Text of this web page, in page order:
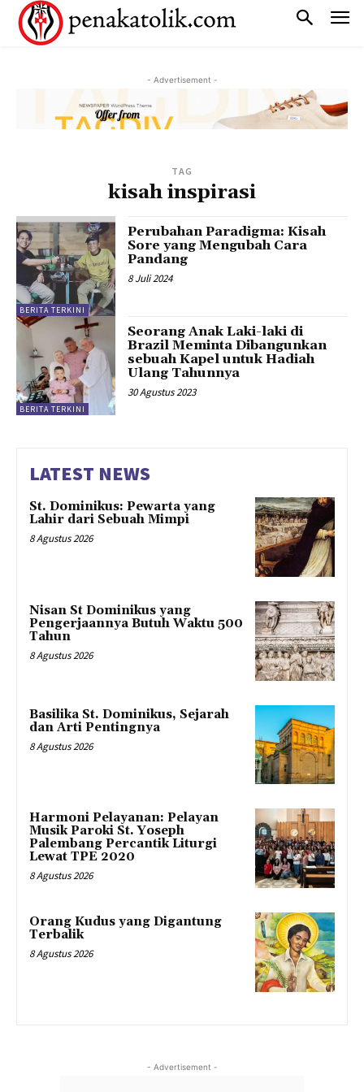
- Advertisement -
TAG
kisah inspirasi
BERITA TERKINI
Perubahan Paradigma: Kisah
Sore yang Mengubah Cara
Pandang
8 Juli 2024
BERITA TERKINI
Seorang Anak Laki-laki di
Brazil Meminta Dibangunkan
sebuah Kapel untuk Hadiah
Ulang Tahunnya
30 Agustus 2023
LATEST NEWS
St. Dominikus: Pewarta yang
Lahir dari Sebuah Mimpi
8 Agustus 2026
Nisan St Dominikus yang
Pengerjaannya Butuh Waktu 500
Tahun
8 Agustus 2026
Basilika St. Dominikus, Sejarah
dan Arti Pentingnya
8 Agustus 2026
Harmoni Pelayanan: Pelayan
Musik Paroki St. Yoseph
Palembang Percantik Liturgi
Lewat TPE 2020
8 Agustus 2026
Orang Kudus yang Digantung
Terbalik
8 Agustus 2026
- Advertisement -